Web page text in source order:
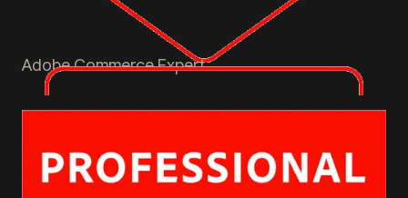
Adobe CommerceExpert